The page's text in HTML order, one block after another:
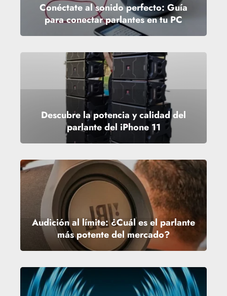
Conéctate al sonido perfecto: Guía
para conectar parlantes en tu PC
Descubre la potencia y calidad del
parlante del iPhone 11
Audición al límite: ¿Cuál es el parlante
más potente del mercado?